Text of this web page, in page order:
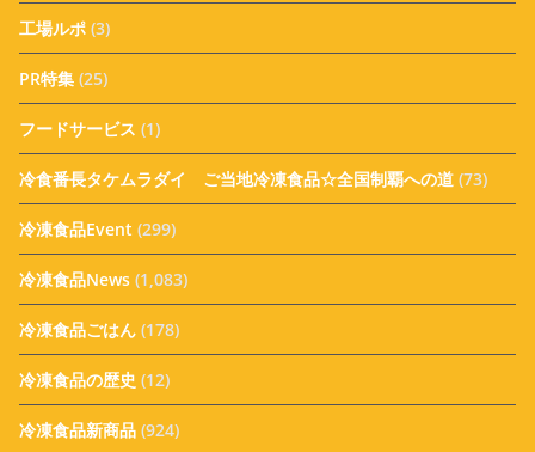
工場ルポ (3)
PR特集 (25)
フードサービス (1)
冷食番長タケムラダイ ご当地冷凍食品☆全国制覇への道 (73)
冷凍食品Event (299)
冷凍食品News (1,083)
冷凍食品ごはん (178)
冷凍食品の歴史 (12)
冷凍食品新商品 (924)